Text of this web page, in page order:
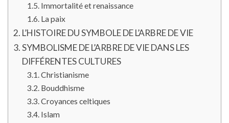
Immortalité et renaissance
La paix
L’HISTOIRE DU SYMBOLE DE L’ARBRE DE VIE
SYMBOLISME DE L’ARBRE DE VIE DANS LES
DIFFÉRENTES CULTURES
Christianisme
Bouddhisme
Croyances celtiques
Islam